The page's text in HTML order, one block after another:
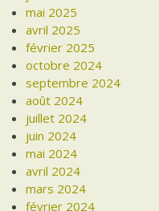
mai 2025
avril 2025
février 2025
octobre 2024
septembre 2024
août 2024
juillet 2024
juin 2024
mai 2024
avril 2024
mars 2024
février 2024